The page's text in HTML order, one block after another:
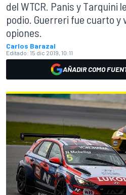
del WTCR. Panis y Tarquini
podio. Guerreri fue cuarto y
opiones.
Carlos Barazal
Editado: 15 dic 2019, 10:11
AÑADIR COMO